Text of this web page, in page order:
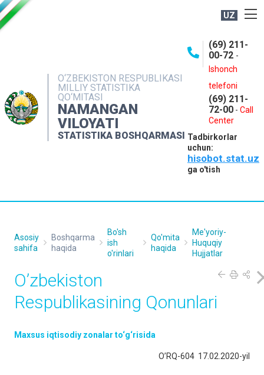
UZ
O‘ZBEKISTON RESPUBLIKASI
MILLIY STATISTIKA
QO‘MITASI
NAMANGAN
VILOYATI
STATISTIKA BOSHQARMASI
(69) 211-
00-72 -
Ishonch
telefoni
(69) 211-
72-00 - Call
Center
Tadbirkorlar
uchun:
hisobot.stat.uz
ga o'tish
NASHRLAR
INTERAKTIV XIZMATLAR
MATBUOT XIZMATI
MUROJAATLAR
Asosiy
sahifa
Boshqarma
haqida
Bo'sh
ish
o'rinlari
Qo'mita
haqida
Me'yoriy-
Huquqiy
Hujjatlar
O’zbekiston
Respublikasining Qonunlari
Maxsus iqtisodiy zonalar to‘g‘risida
O’RQ-604 17.02.2020-yil